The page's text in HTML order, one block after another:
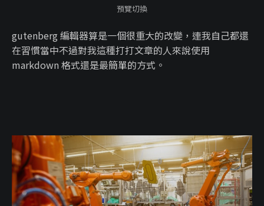
預覽切換
gutenberg 編輯器算是一個很重大的改變，連我自己都還
在習慣當中不過對我這種打打文章的人來說使用
markdown 格式還是最簡單的方式。